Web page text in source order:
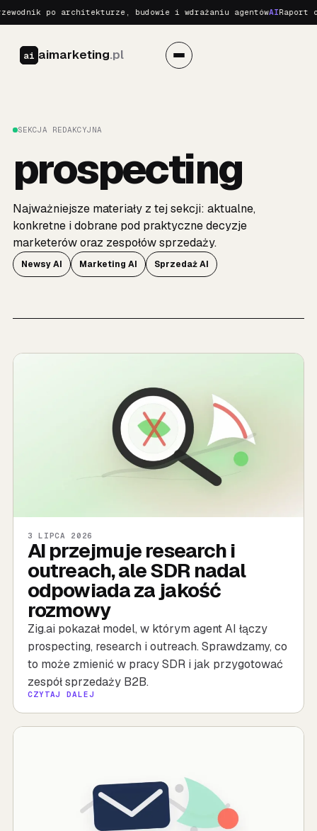
po architekturze, budowie i wdrażaniu agentówAIRaport o
ai aimarketing.pl
SEKCJA REDAKCYJNA
prospecting
Najważniejsze materiały z tej sekcji: aktualne,
konkretne i dobrane pod praktyczne decyzje
marketerów oraz zespołów sprzedaży.
Newsy AI Marketing AI Sprzedaż AI
AI przejmuje research i
outreach, ale SDR nadal
odpowiada za jakość
rozmowy
3 LIPCA 2026
Zig.ai pokazał model, w którym agent AI łączy
prospecting, research i outreach. Sprawdzamy, co
to może zmienić w pracy SDR i jak przygotować
zespół sprzedaży B2B.
CZYTAJ DALEJ